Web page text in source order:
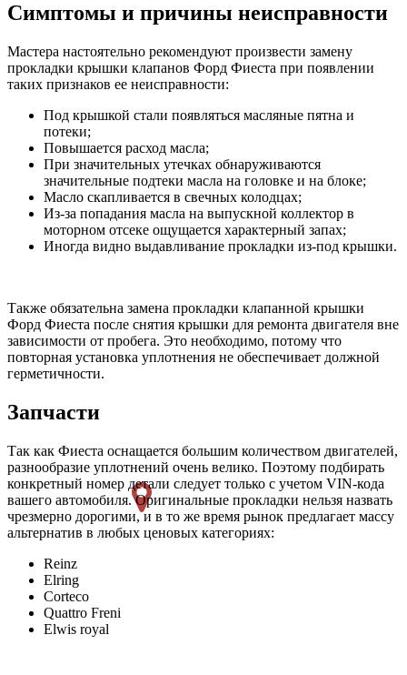
Симптомы и причины неисправности
Мастера настоятельно рекомендуют произвести замену
прокладки крышки клапанов Форд Фиеста при появлении
таких признаков ее неисправности:
Под крышкой стали появляться масляные пятна и
потеки;
Повышается расход масла;
При значительных утечках обнаруживаются
значительные подтеки масла на головке и на блоке;
Масло скапливается в свечных колодцах;
Из-за попадания масла на выпускной коллектор в
моторном отсеке ощущается характерный запах;
Иногда видно выдавливание прокладки из-под крышки.
Также обязательна замена прокладки клапанной крышки
Форд Фиеста после снятия крышки для ремонта двигателя вне
зависимости от пробега. Это необходимо, потому что
повторная установка уплотнения не обеспечивает должной
герметичности.
Запчасти
Так как Фиеста оснащается большим количеством двигателей,
разнообразие уплотнений очень велико. Поэтому подбирать
конкретный номер детали следует только с учетом VIN-кода
вашего автомобиля. Оригинальные прокладки нельзя назвать
чрезмерно дорогими, и в то же время рынок предлагает массу
альтернатив в любых ценовых категориях:
Reinz
Elring
Corteco
Quattro Freni
Elwis royal